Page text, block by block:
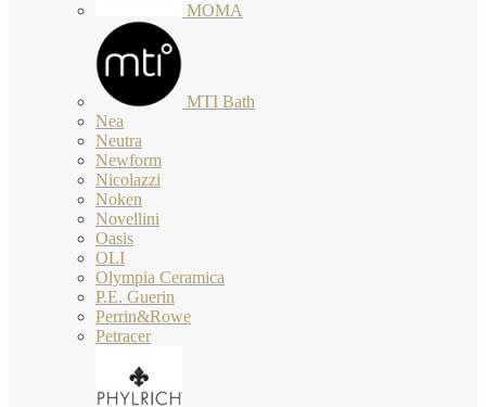
MOMA
MTI Bath
Nea
Neutra
Newform
Nicolazzi
Noken
Novellini
Oasis
OLI
Olympia Ceramica
P.E. Guerin
Perrin&Rowe
Petracer